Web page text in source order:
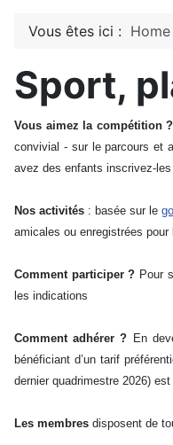
Vous êtes ici : Home
Sport,
Vous aimez la compétition
convivial - sur le parcours et
avez des enfants inscrivez-
Nos activités : basée sur le
amicales ou enregistrées pour
Comment participer ? Pour
les indications
Comment adhérer ? En
bénéficiant d’un tarif
dernier quadrimestre 2026)
Les membres disposent de